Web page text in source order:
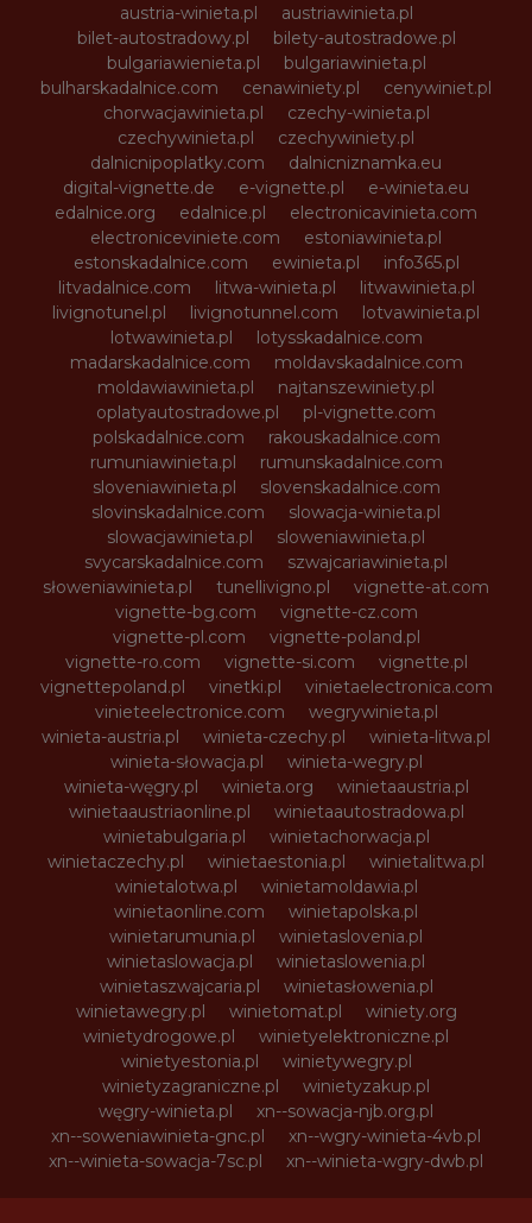
austria-winieta.pl
austriawinieta.pl
bilet-autostradowy.pl
bilety-autostradowe.pl
bulgariawienieta.pl
bulgariawinieta.pl
bulharskadalnice.com
cenawiniety.pl
cenywiniet.pl
chorwacjawinieta.pl
czechy-winieta.pl
czechywinieta.pl
czechywiniety.pl
dalnicnipoplatky.com
dalnicniznamka.eu
digital-vignette.de
e-vignette.pl
e-winieta.eu
edalnice.org
edalnice.pl
electronicavinieta.com
electroniceviniete.com
estoniawinieta.pl
estonskadalnice.com
ewinieta.pl
info365.pl
litvadalnice.com
litwa-winieta.pl
litwawinieta.pl
livignotunel.pl
livignotunnel.com
lotvawinieta.pl
lotwawinieta.pl
lotysskadalnice.com
madarskadalnice.com
moldavskadalnice.com
moldawiawinieta.pl
najtanszewiniety.pl
oplatyautostradowe.pl
pl-vignette.com
polskadalnice.com
rakouskadalnice.com
rumuniawinieta.pl
rumunskadalnice.com
sloveniawinieta.pl
slovenskadalnice.com
slovinskadalnice.com
slowacja-winieta.pl
slowacjawinieta.pl
sloweniawinieta.pl
svycarskadalnice.com
szwajcariawinieta.pl
słoweniawinieta.pl
tunellivigno.pl
vignette-at.com
vignette-bg.com
vignette-cz.com
vignette-pl.com
vignette-poland.pl
vignette-ro.com
vignette-si.com
vignette.pl
vignettepoland.pl
vinetki.pl
vinietaelectronica.com
vinieteelectronice.com
wegrywinieta.pl
winieta-austria.pl
winieta-czechy.pl
winieta-litwa.pl
winieta-słowacja.pl
winieta-wegry.pl
winieta-węgry.pl
winieta.org
winietaaustria.pl
winietaaustriaonline.pl
winietaautostradowa.pl
winietabulgaria.pl
winietachorwacja.pl
winietaczechy.pl
winietaestonia.pl
winietalitwa.pl
winietalotwa.pl
winietamoldawia.pl
winietaonline.com
winietapolska.pl
winietarumunia.pl
winietaslovenia.pl
winietaslowacja.pl
winietaslowenia.pl
winietaszwajcaria.pl
winietasłowenia.pl
winietawegry.pl
winietomat.pl
winiety.org
winietydrogowe.pl
winietyelektroniczne.pl
winietyestonia.pl
winietywegry.pl
winietyzagraniczne.pl
winietyzakup.pl
węgry-winieta.pl
xn--sowacja-njb.org.pl
xn--soweniawinieta-gnc.pl
xn--wgry-winieta-4vb.pl
xn--winieta-sowacja-7sc.pl
xn--winieta-wgry-dwb.pl